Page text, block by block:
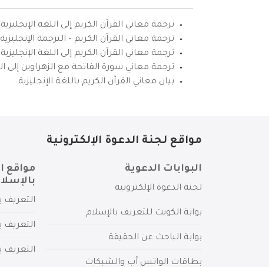
ترجمة معاني القرآن الكريم إلى اللغة الإنجليزية
ترجمة معاني القرآن الكريم – الترجمة
ترجمة معاني القرآن الكريم إلى اللغة
ترجمة معاني سورة الفاتحة مع الزهراوين إلى
بيان معاني القرآن الكريم باللغة الإنجليزية
مواقع لجنة الدعوة الإلكترونية
البوابات الدعوية
لجنة الدعوة الإلكترونية
بوابة الكويت للتعريف بالإسلام
بوابة الباحث عن الحقيقة
بطاقات الواتس آب والشبكات
مواقع
التعريف
التعريف
التعريف